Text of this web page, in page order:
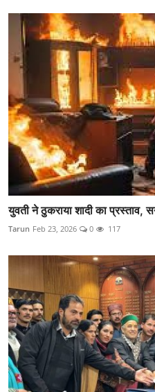
युवती ने ठुकराया शादी का
Tarun Feb 23, 2026 0 117